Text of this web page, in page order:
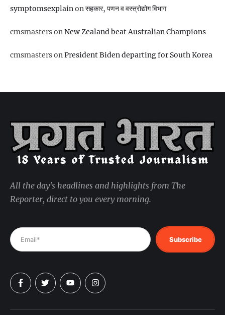
symptomsexplainonसहकार, पणन व वस्‍त्रोद्योग विभाग
cmsmastersonNew Zealand beat Australian Champions
cmsmastersonPresident Biden departing for South Korea
All the day's headlines and highlights from The
Reporter, direct to you every morning.
Subscribe